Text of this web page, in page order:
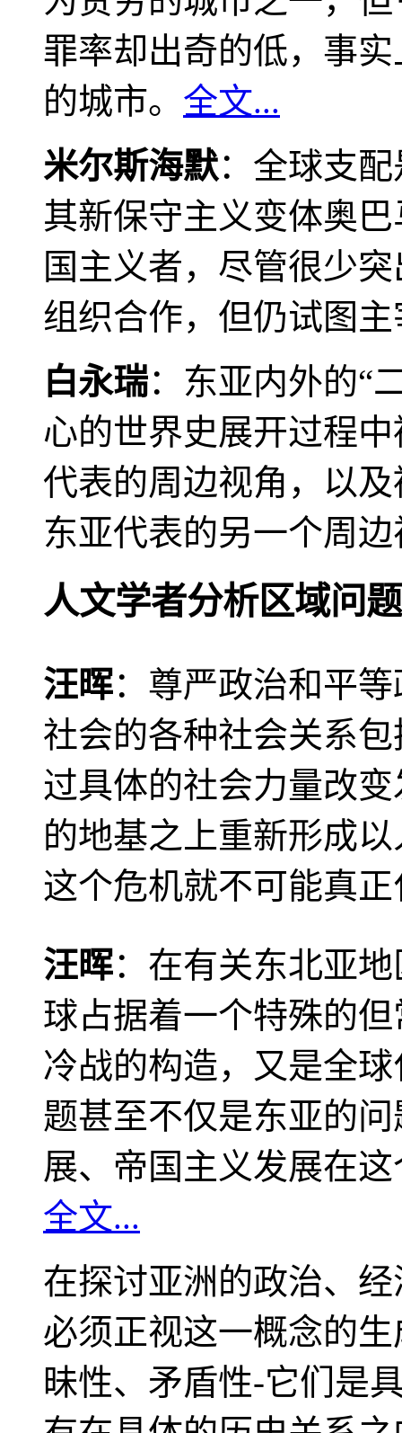
罪率却出奇的低，事
的城市。 全文...
米尔斯海默：全球支
其新保守主义变体奥
国主义者，尽管很少
组织合作，但仍试图
白永瑞：东亚内外的“
心的世界史展开过程
代表的周边视角，以
东亚代表的另一个周
人文学者分析区域问题
汪晖：尊严政治和平
社会的各种社会关系
过具体的社会力量改
的地基之上重新形成
这个危机就不可能真
汪晖：在有关东北亚
球占据着一个特殊的
冷战的构造，又是全
题甚至不仅是东亚的
展、帝国主义发展在
全文...
在探讨亚洲的政治、
必须正视这一概念的
昧性、矛盾性-它们是